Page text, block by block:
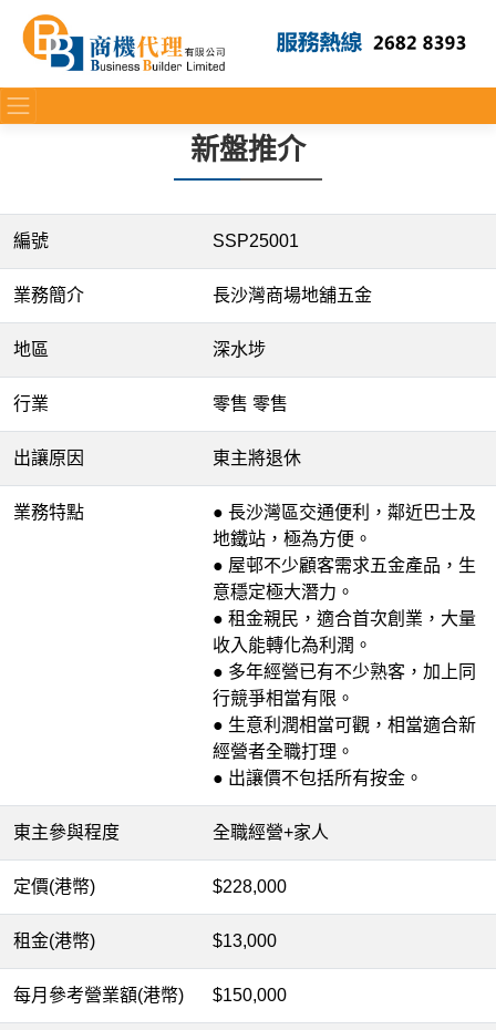
新盤推介
編號 SSP25001
業務簡介 長沙灣商場地舖五金
地區 深水埗
行業 零售 零售
出讓原因 東主將退休
業務特點
● 長沙灣區交通便利，鄰近巴士及
地鐵站，極為方便。
● 屋邨不少顧客需求五金產品，生
意穩定極大潛力。
● 租金親民，適合首次創業，大量
收入能轉化為利潤。
● 多年經營已有不少熟客，加上同
行競爭相當有限。
● 生意利潤相當可觀，相當適合新
經營者全職打理。
● 出讓價不包括所有按金。
東主參與程度 全職經營+家人
定價(港幣) $228,000
租金(港幣) $13,000
每月參考營業額(港幣) $150,000